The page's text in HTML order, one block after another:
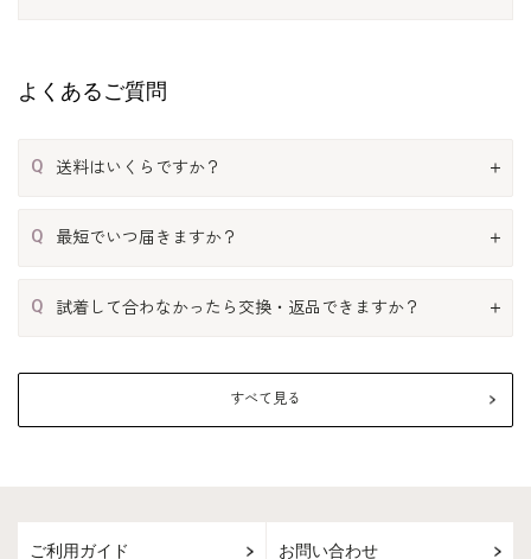
よくあるご質問
Q 送料はいくらですか？
Q 最短でいつ届きますか？
Q 試着して合わなかったら交換・返品できますか？
すべて見る
ご利用ガイド お問い合わせ